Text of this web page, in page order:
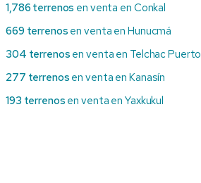
1,786 terrenos en venta en Conkal
669 terrenos en venta en Hunucmá
304 terrenos en venta en Telchac Puerto
277 terrenos en venta en Kanasín
193 terrenos en venta en Yaxkukul